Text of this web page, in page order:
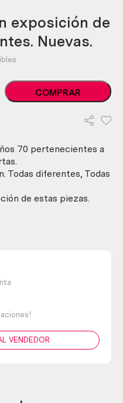
exposición de
Nuevas.
Manillas.
Colección
unidades.
Diferentes.
Nuevas.
COMPRAR
70 pertenecientes a
Todas diferentes, Todas
de estas piezas.
VENDEDOR